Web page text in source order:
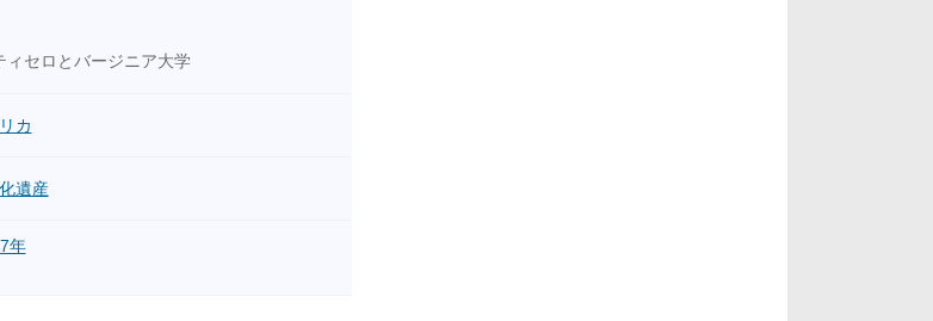
ィセロとバージニア大学
カ
遺産
年